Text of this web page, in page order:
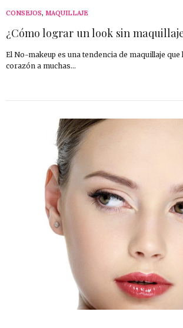
CONSEJOS, MAQUILLAJE
¿Cómo lograr un look sin
El No-makeup es una tendencia de maquillaje que
corazón a muchas…